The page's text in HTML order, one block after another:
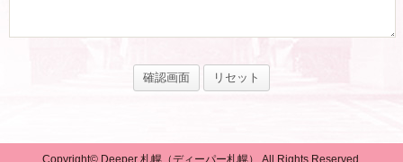
Copyright© Deeper 札幌（ディーパー札幌） All Rights Reserved.